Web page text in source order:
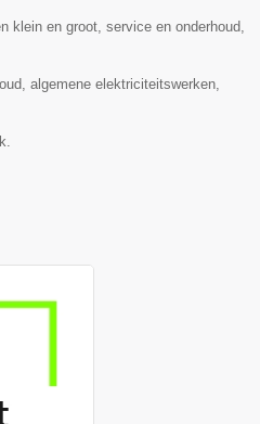
klein en groot, service en onderhoud,
algemene elektriciteitswerken,